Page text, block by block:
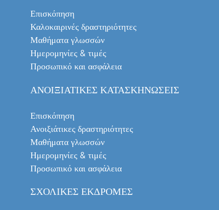
Επισκόπηση
Καλοκαιρινές δραστηριότητες
Μαθήματα γλωσσών
Ημερομηνίες & τιμές
Προσωπικό και ασφάλεια
ΑΝΟΙΞΙΆΤΙΚΕΣ ΚΑΤΑΣΚΗΝΏΣΕΙΣ
Επισκόπηση
Ανοιξιάτικες δραστηριότητες
Μαθήματα γλωσσών
Ημερομηνίες & τιμές
Προσωπικό και ασφάλεια
ΣΧΟΛΙΚΈΣ ΕΚΔΡΟΜΈΣ